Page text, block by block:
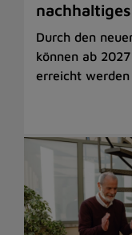
Durch den
können ab
erreicht werden